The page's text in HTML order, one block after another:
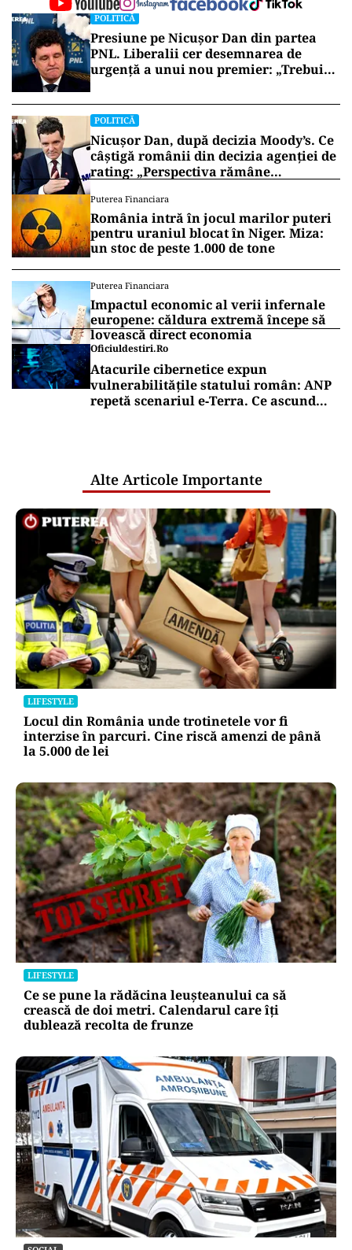
„Eu sunt convins că vom avea alegeri
mai devreme decât în decembrie
2028”, a spus el, fără a oferi însă un
termen concret sau detalii despre
condițiile care ar putea duce la
declanșarea anticipatelor.
Vrei să fii mereu la curent cu toate știrile? Urmărește
Puterea.ro și pe canalul de WhatsApp
POLITICĂ
Presiune pe Nicușor Dan din partea
PNL. Liberalii cer desemnarea de
urgență a unui nou premier: „Trebuie
să iasă fum alb de la Cotroceni!”
POLITICĂ
Nicușor Dan, după decizia Moody’s. Ce
câștigă românii din decizia agenției de
rating: „Perspectiva rămâne
un stoc de peste 1.000 de tone
Puterea Financiara
Impactul economic al verii infernale
europene: căldura extremă începe să
lovească direct economia
Oficiuldestiri.ro
Atacurile cibernetice expun
vulnerabilitățile statului român: ANP
repetă scenariul e‑Terra. Ce ascund
comunicările oficiale și cine răspunde
pentru mentenanța IT a instituțiilor
publice
Alte Articole Importante
LIFESTYLE
Locul din România unde trotinetele vor fi
interzise în parcuri. Cine riscă amenzi de până
la 5.000 de lei
LIFESTYLE
Ce se pune la rădăcina leușteanului ca să
crească de doi metri. Calendarul care îți